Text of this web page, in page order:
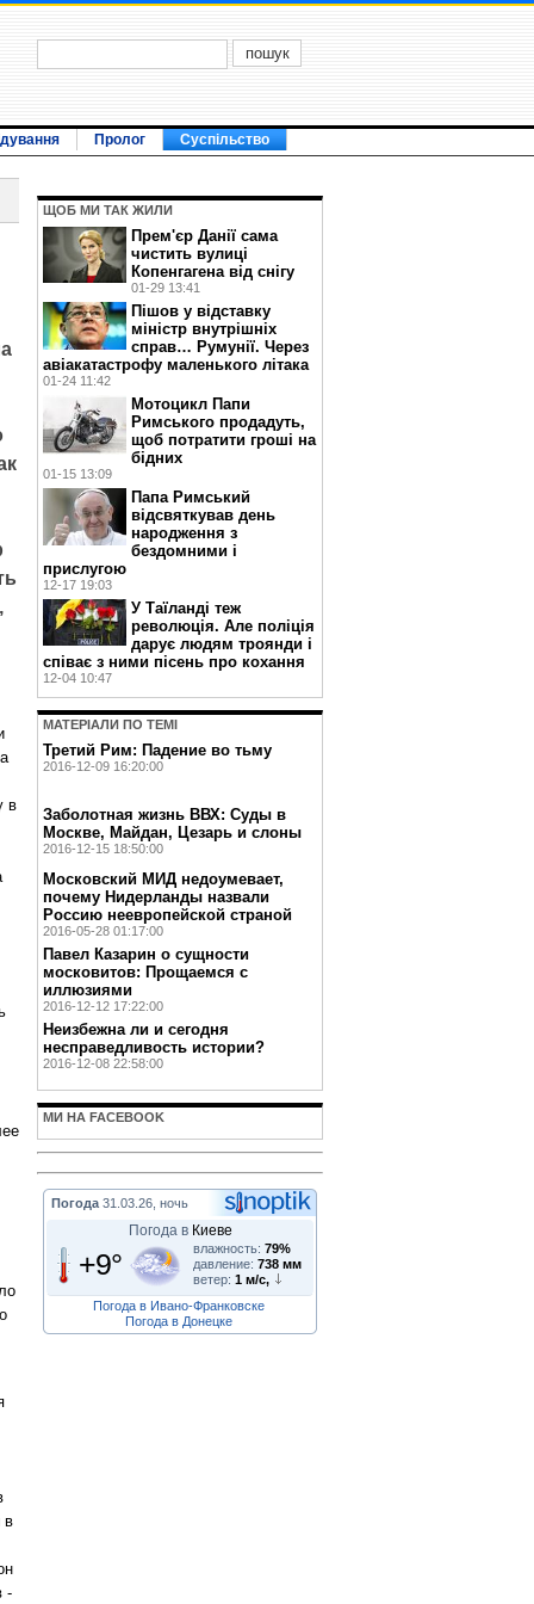
Пролог Суспільство
в
в
-
ЩОБ МИ ТАК ЖИЛИ
Прем'єр Данії сама
чистить вулиці
Копенгагена від снігу
01-29 13:41
Пішов у відставку
міністр внутрішніх
справ… Румунії. Через
авіакатастрофу маленького літака
01-24 11:42
Мотоцикл Папи
Римського продадуть,
щоб потратити гроші на
бідних
01-15 13:09
Папа Римський
відсвяткував день
народження з
бездомними і
прислугою
12-17 19:03
У Таїланді теж
революція. Але поліція
дарує людям троянди і
співає з ними пісень про кохання
12-04 10:47
МАТЕРIАЛИ ПО ТЕМI
Третий Рим: Падение во тьму
2016-12-09 16:20:00
Заболотная жизнь ВВХ: Суды в
Москве, Майдан, Цезарь и слоны
2016-12-15 18:50:00
Московский МИД недоумевает,
почему Нидерланды назвали
Россию неевропейской страной
2016-05-28 01:17:00
Павел Казарин о сущности
московитов: Прощаемся с
иллюзиями
2016-12-12 17:22:00
Неизбежна ли и сегодня
несправедливость истории?
2016-12-08 22:58:00
МИ НА FACEBOOK
Погода 31.03.26, ночь
Погода в Киеве
+9° влажность: 79%
давление: 738 мм
ветер: 1 м/с,
Погода в Ивано-Франковске
Погода в Донецке